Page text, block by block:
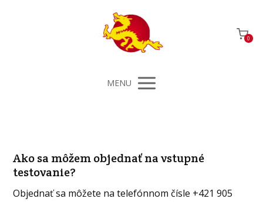
0
MENU
Ako sa môžem objednať na vstupné
testovanie?
Objednať sa môžete na telefónnom čísle +421 905